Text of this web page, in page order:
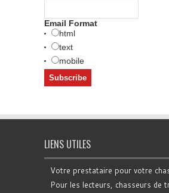
Email Format
html
text
mobile
LIENS UTILES
Votre prestataire pour votre
Pour les lecteurs, chasseurs de